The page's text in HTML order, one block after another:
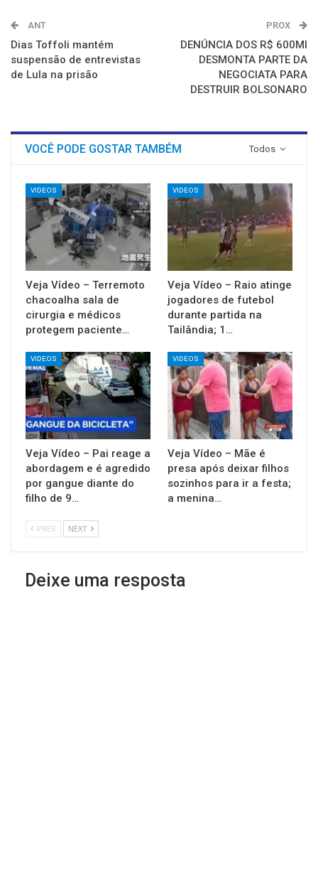
ANT
Dias Toffoli mantém
suspensão de entrevistas
de Lula na prisão
PROX
DENÚNCIA DOS R$ 600MI
DESMONTA PARTE DA
NEGOCIATA PARA
DESTRUIR BOLSONARO
Todos
VOCÊ PODE GOSTAR TAMBÉM
VIDEOS
Veja Vídeo – Terremoto
chacoalha sala de
cirurgia e médicos
protegem paciente…
VIDEOS
Veja Vídeo – Raio atinge
jogadores de futebol
durante partida na
Tailândia; 1…
VIDEOS
Veja Vídeo – Pai reage a
abordagem e é agredido
por gangue diante do
filho de 9…
VIDEOS
Veja Vídeo – Mãe é
presa após deixar filhos
sozinhos para ir a festa;
a menina…
PREV NEXT
Deixe uma resposta